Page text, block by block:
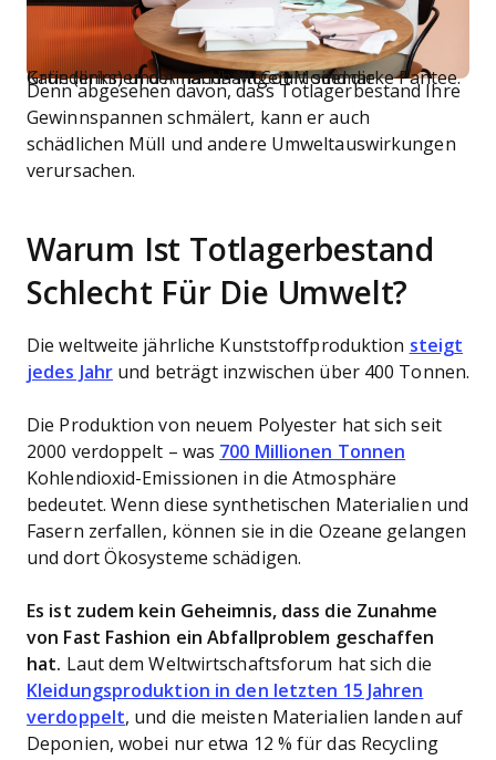
Katie (links) und Amanda McCourt sind die Gründerinnen der nachhaltigen Modemarke Pantee.
Denn abgesehen davon, dass Totlagerbestand Ihre
Gewinnspannen schmälert, kann er auch
schädlichen Müll und andere Umweltauswirkungen
verursachen.
Warum Ist Totlagerbestand
Schlecht Für Die Umwelt?
Die weltweite jährliche Kunststoffproduktion steigt
jedes Jahr und beträgt inzwischen über 400 Tonnen.
Die Produktion von neuem Polyester hat sich seit
2000 verdoppelt – was 700 Millionen Tonnen
Kohlendioxid-Emissionen in die Atmosphäre
bedeutet. Wenn diese synthetischen Materialien und
Fasern zerfallen, können sie in die Ozeane gelangen
und dort Ökosysteme schädigen.
Es ist zudem kein Geheimnis, dass die Zunahme
von Fast Fashion ein Abfallproblem geschaffen
hat. Laut dem Weltwirtschaftsforum hat sich die
Kleidungsproduktion in den letzten 15 Jahren
verdoppelt, und die meisten Materialien landen auf
Deponien, wobei nur etwa 12 % für das Recycling